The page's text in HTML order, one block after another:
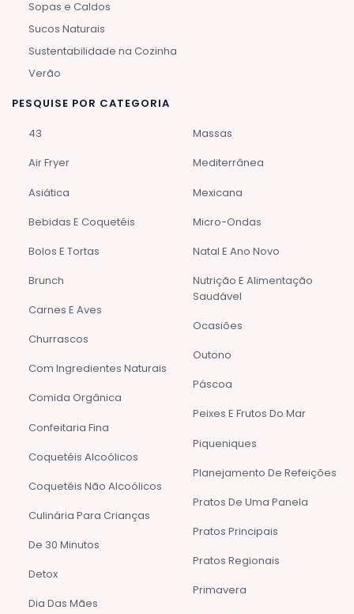
Sopas e Caldos
Sucos Naturais
Sustentabilidade na Cozinha
Verão
PESQUISE POR CATEGORIA
43
Air Fryer
Asiática
Bebidas E Coquetéis
Bolos E Tortas
Brunch
Carnes E Aves
Churrascos
Com Ingredientes Naturais
Comida Orgânica
Confeitaria Fina
Coquetéis Alcoólicos
Coquetéis Não Alcoólicos
Culinária Para Crianças
De 30 Minutos
Detox
Dia Das Mães
Massas
Mediterrânea
Mexicana
Micro-Ondas
Natal E Ano Novo
Nutrição E Alimentação
Saudável
Ocasiões
Outono
Páscoa
Peixes E Frutos Do Mar
Piqueniques
Planejamento De Refeições
Pratos De Uma Panela
Pratos Principais
Pratos Regionais
Primavera